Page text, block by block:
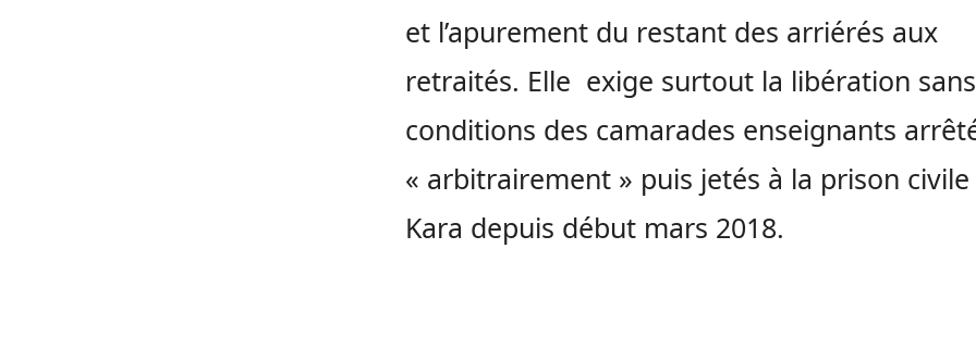
et l’apurement du restant des arriérés aux
retraités. Elle exige surtout la libération sans
conditions des camarades enseignants
« arbitrairement » puis jetés à la prison civile
Kara depuis début mars 2018.